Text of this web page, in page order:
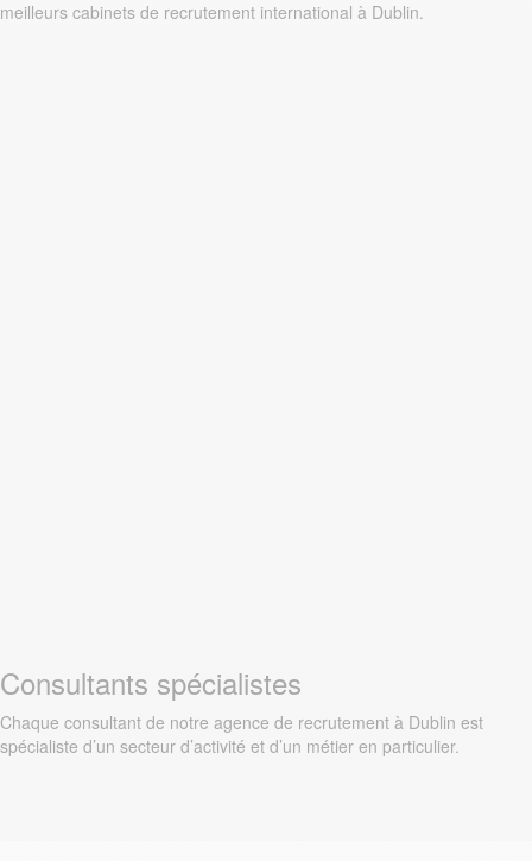
meilleurs cabinets de recrutement international à Dublin.
Consultants spécialistes
Chaque consultant de notre agence de recrutement à Dublin est
spécialiste d’un secteur d’activité et d’un métier en particulier.